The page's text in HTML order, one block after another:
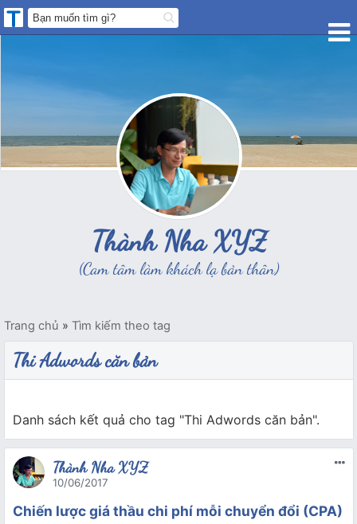
Thành Nha XYZ
(Cam tâm làm khách lạ bản thân)
Trang chủ » Tìm kiếm theo tag
Thi Adwords căn bản
Danh sách kết quả cho tag "Thi Adwords căn bản".
Thành Nha XYZ
10/06/2017
Chiến lược giá thầu chi phí mỗi chuyển đổi (CPA)